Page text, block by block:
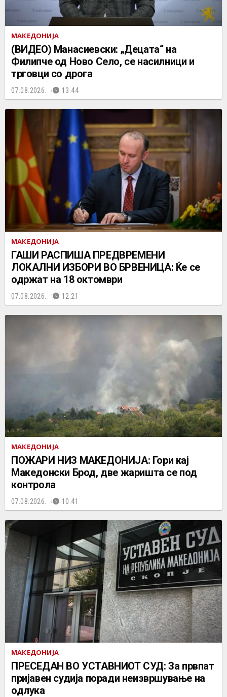
МАКЕДОНИЈА
(ВИДЕО) Манасиевски: „Децата“ на
Филипче од Ново Село, се насилници и
трговци со дрога
07.08.2026. 13:44
МАКЕДОНИЈА
ГАШИ РАСПИША ПРЕДВРЕМЕНИ
ЛОКАЛНИ ИЗБОРИ ВО БРВЕНИЦА: Ќе се
одржат на 18 октомври
07.08.2026. 12:21
МАКЕДОНИЈА
ПОЖАРИ НИЗ МАКЕДОНИЈА: Гори кај
Македонски Брод, две жаришта се под
контрола
07.08.2026. 10:41
МАКЕДОНИЈА
ПРЕСЕДАН ВО УСТАВНИОТ СУД: За првпат
пријавен судија поради неизвршување на
одлука